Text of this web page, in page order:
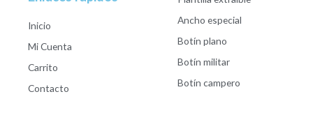
Inicio
Mi Cuenta
Carrito
Contacto
Ancho especial
Botín plano
Botín militar
Botín campero